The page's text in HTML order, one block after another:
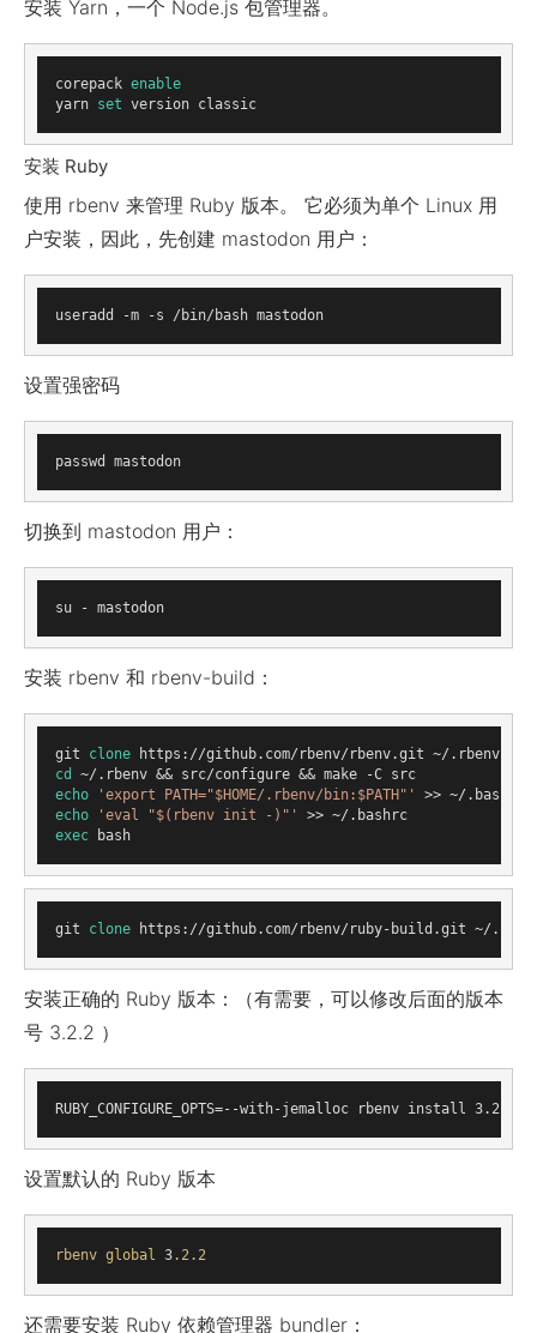
安装 Yarn，一个 Node.js 包管理器。
corepack enable
yarn set version classic
安装 Ruby
使用 rbenv 来管理 Ruby 版本。 它必须为单个 Linux 用
户安装，因此，先创建 mastodon 用户：
useradd -m -s /bin/bash mastodon
设置强密码
passwd mastodon
切换到 mastodon 用户：
su - mastodon
安装 rbenv 和 rbenv-build：
git clone
https://github.com/rbenv/rbenv.git ~/.rbenv
cd
~/.rbenv && src/configure && make -C src
echo
'export PATH="$HOME/.rbenv/bin:$PATH"'
echo
'eval "$(rbenv init -)"'
>> ~/.bashrc
exec
bash
git clone
安装正确的 Ruby 版本：（有需要，可以修改后面的版本
号 3.2.2 ）
设置默认的 Ruby 版本
rbenv global 3.2 .2
还需要安装 Ruby 依赖管理器 bundler：